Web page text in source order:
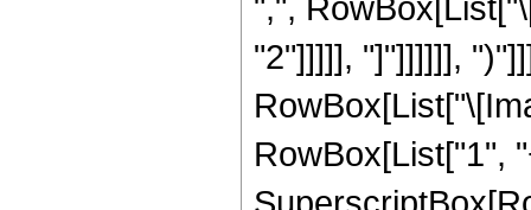
"2"]]]]], "]"]]]]]],
RowBox[List["1",